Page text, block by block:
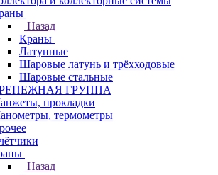
Назад
Краны
Латунные
Шаровые латунь и трёхходовые
Шаровые стальные
ГРУППА
прокладки
термометры
Назад